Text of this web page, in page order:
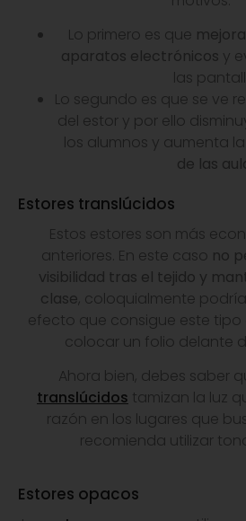
Lo primero es que
aparatos electrónicos y
las
Lo segundo es que se ve
del estor y por ello
los alumnos y aumenta la
de las
Estores translúcidos
Estos estores son más
anteriores. En este caso no
visibilidad tras el tejido y
clase, coloquialmente
efecto que consigue este tipo
colocar un folio delante
Ahora bien, debes saber
translúcidos tamizan la luz
razón en los lugares que
recomienda utilizar
Estores opacos